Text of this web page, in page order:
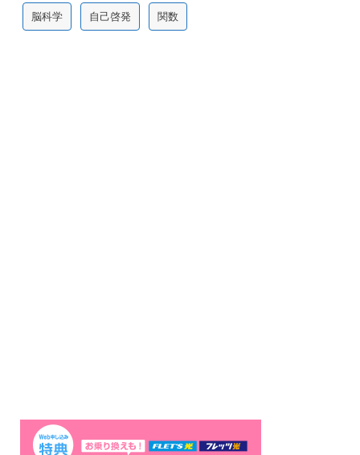
脳科学 自己啓発 関数